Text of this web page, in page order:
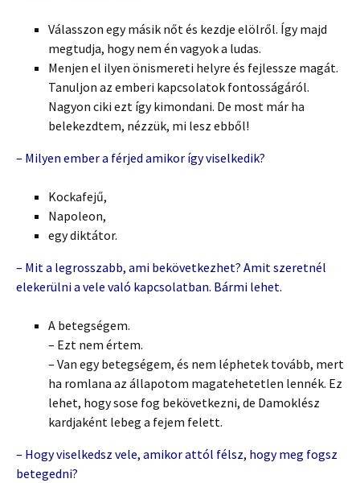
Válasszon egy másik nőt és kezdje elölről. Így majd
megtudja, hogy nem én vagyok a ludas.
Menjen el ilyen önismereti helyre és fejlessze magát.
Tanuljon az emberi kapcsolatok fontosságáról.
Nagyon ciki ezt így kimondani. De most már ha
belekezdtem, nézzük, mi lesz ebből!
– Milyen ember a férjed amikor így viselkedik?
Kockafejű,
Napoleon,
egy diktátor.
– Mit a legrosszabb, ami bekövetkezhet? Amit szeretnél
elekerülni a vele való kapcsolatban. Bármi lehet.
A betegségem.
– Ezt nem értem.
– Van egy betegségem, és nem léphetek tovább, mert
ha romlana az állapotom magatehetetlen lennék. Ez
lehet, hogy sose fog bekövetkezni, de Damoklész
kardjaként lebeg a fejem felett.
– Hogy viselkedsz vele, amikor attól félsz, hogy meg fogsz
betegedni?